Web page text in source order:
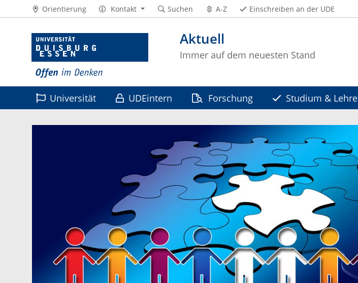
Aktuell
Immer auf dem neuesten Stand
Orientierung Kontakt Suchen A-Z Einschreiben an der UDE
Universität UDEintern Forschung Studium & Lehre